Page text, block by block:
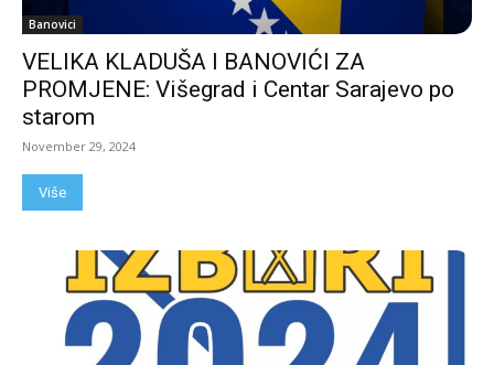
Banovici
VELIKA KLADUŠA I BANOVIĆI ZA
PROMJENE: Višegrad i Centar Sarajevo po
starom
November 29, 2024
Više